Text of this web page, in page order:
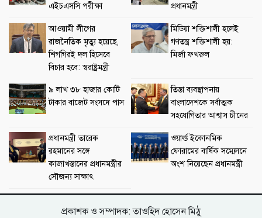
এইচএসসি পরীক্ষা
প্রধানমন্ত্রী
আওয়ামী লীগের
রাজনৈতিক মৃত্যু হয়েছে,
শিগগিরই দল হিসেবে
বিচার হবে: স্বরাষ্ট্রমন্ত্রী
মিডিয়া শক্তিশালী হলেই
গণতন্ত্র শক্তিশালী হয়:
মির্জা ফখরুল
৯ লাখ ৩৮ হাজার কোটি
টাকার বাজেট সংসদে পাস
তিস্তা ব্যবস্থাপনায়
বাংলাদেশকে সর্বাত্মক
সহযোগিতার আশ্বাস চীনের
প্রধানমন্ত্রী তারেক
রহমানের সঙ্গে
কাজাখস্তানের প্রধানমন্ত্রীর
সৌজন্য সাক্ষাৎ
ওয়ার্ল্ড ইকোনমিক
ফোরামের বার্ষিক সম্মেলনে
অংশ নিয়েছেন প্রধানমন্ত্রী
প্রকাশক ও সম্পাদক: তাওহিদ হোসেন মিঠু